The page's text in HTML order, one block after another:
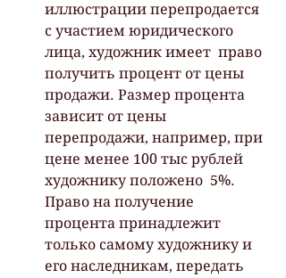
иллюстрации перепродается
с участием юридического
лица, художник имеет  право
получить процент от цены
продажи. Размер процента
зависит от цены
перепродажи, например, при
цене менее 100 тыс рублей
художнику положено  5%.
Право на получение
процента принадлежит
только самому художнику и
его наследникам, передать